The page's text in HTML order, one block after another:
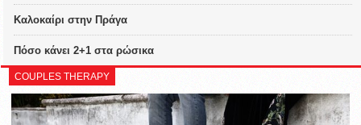
Καλοκαίρι στην Πράγα
Πόσο κάνει 2+1 στα ρώσικα
COUPLES THERAPY